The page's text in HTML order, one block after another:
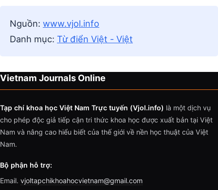
Nguồn: www.vjol.info
Danh mục: Từ điển Việt - Việt
Vietnam Journals Online
Tạp chí khoa học Việt Nam Trực tuyến (Vjol.info) là một dịch vụ
cho phép độc giả tiếp cận tri thức khoa học được xuất bản tại Việt
Nam và nâng cao hiểu biết của thế giới về nền học thuật của Việt
Nam.
Bộ phận hỗ trợ:
Email. vjoltapchikhoahocvietnam@gmail.com